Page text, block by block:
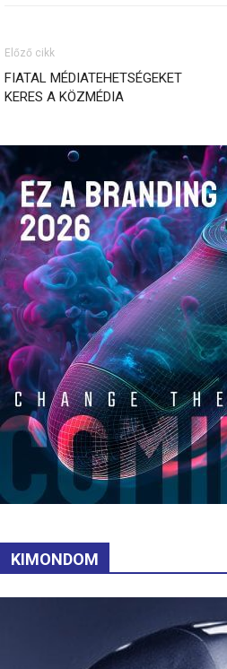
Előző cikk
FIATAL MÉDIATEHETSÉGEKET
KERES A KÖZMÉDIA
KIMONDOM